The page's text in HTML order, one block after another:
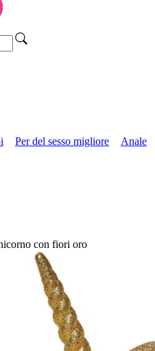
Per del sesso migliore Anale
con fiori oro